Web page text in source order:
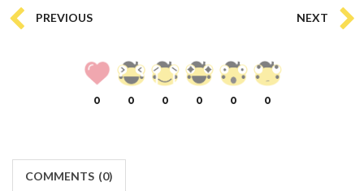
PREVIOUS NEXT
0 0 0 0 0 0
COMMENTS (0)